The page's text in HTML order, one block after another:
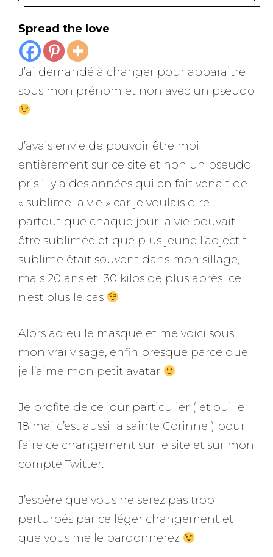
Spread the love
J’ai demandé à changer pour apparaitre
sous mon prénom et non avec un pseudo
J’avais envie de pouvoir être moi
entièrement sur ce site et non un pseudo
pris il y a des années qui en fait venait de
« sublime la vie » car je voulais dire
partout que chaque jour la vie pouvait
être sublimée et que plus jeune l’adjectif
sublime était souvent dans mon sillage,
mais 20 ans et 30 kilos de plus après ce
n’est plus le cas
Alors adieu le masque et me voici sous
mon vrai visage, enfin presque parce que
je l’aime mon petit avatar
Je profite de ce jour particulier ( et oui le
18 mai c’est aussi la sainte Corinne ) pour
faire ce changement sur le site et sur mon
compte Twitter.
J’espère que vous ne serez pas trop
perturbés par ce léger changement et
que vous me le pardonnerez